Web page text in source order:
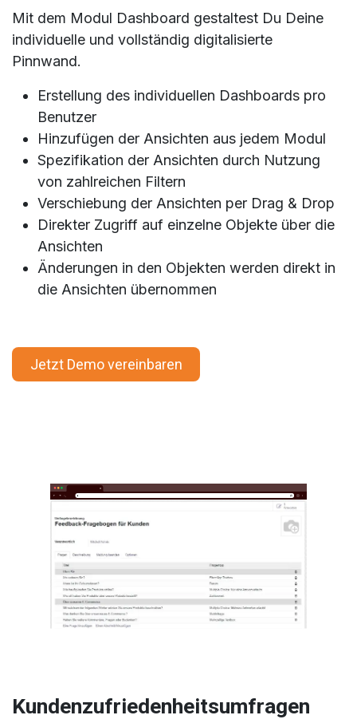
Mit dem Modul Dashboard gestaltest Du Deine
individuelle und vollständig digitalisierte
Pinnwand.
Erstellung des individuellen Dashboards pro
Benutzer
Hinzufügen der Ansichten aus jedem Modul
Spezifikation der Ansichten durch Nutzung
von zahlreichen Filtern
Verschiebung der Ansichten per Drag & Drop
Direkter Zugriff auf einzelne Objekte über die
Ansichten
Änderungen in den Objekten werden direkt in
die Ansichten übernommen
Jetzt Demo vereinbaren
Kundenzufriedenheitsumfragen